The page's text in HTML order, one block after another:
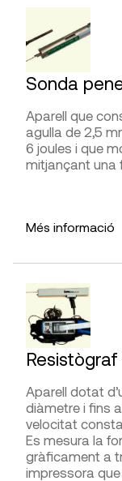
G.I.S.
la realització
AVANTATGES
Les mostres
a diversos
LIMITACIONS I
evitar malmetre
DIFICULTAT
Presa de
Interpretació de
FABRICANTS
Haglof
DISTRIBUÏDORS
Sonda
Aparell que
agulla de 2,5
6 joules i que
mitjançant una
Mesurar la
biòtics, fer una
AVANTATGES
Permet fer una
d’una biga.
LIMITACIONS I
L’assaig del
depèn de la
acostuma a
variant entre
Més informació
Resistògraf
Aparell dotat
diàmetre i fins
velocitat
Es mesura la
gràficament a
impressora